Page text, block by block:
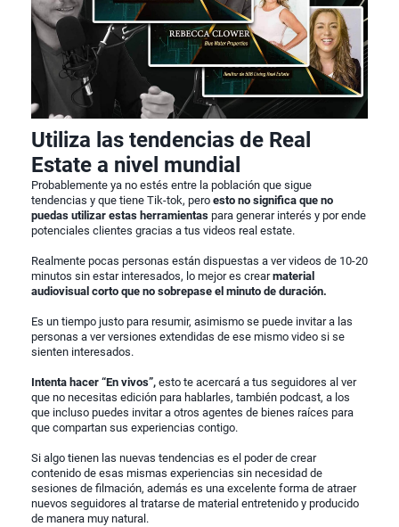
Utiliza las tendencias de Real
Estate a nivel mundial
Probablemente ya no estés entre la población que sigue
tendencias y que tiene Tik-tok, pero esto no significa que no
puedas utilizar estas herramientas para generar interés y por ende
potenciales clientes gracias a tus videos real estate.
Realmente pocas personas están dispuestas a ver videos de 10-20
minutos sin estar interesados, lo mejor es crearmaterial
audiovisual corto que no sobrepase el minuto de duración.
Es un tiempo justo para resumir, asimismo se puede invitar a las
personas a ver versiones extendidas de ese mismo video si se
sienten interesados.
Intenta hacer “En vivos”, esto te acercará a tus seguidores al ver
que no necesitas edición para hablarles, también podcast, a los
que incluso puedes invitar a otros agentes de bienes raíces para
que compartan sus experiencias contigo.
Si algo tienen las nuevas tendencias es el poder de crear
contenido de esas mismas experiencias sin necesidad de
sesiones de filmación, además es una excelente forma de atraer
nuevos seguidores al tratarse de material entretenido y producido
de manera muy natural.